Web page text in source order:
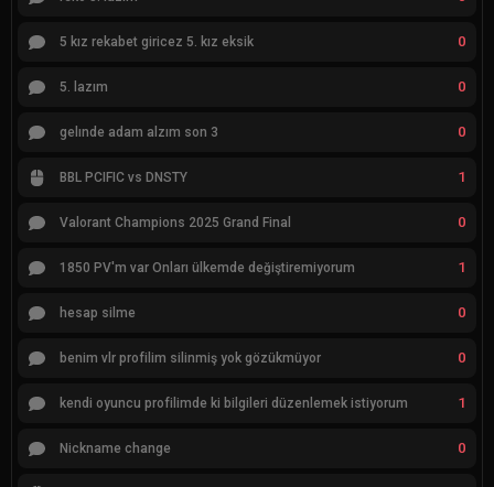
5 kız rekabet giricez 5. kız eksik 0
5. lazım 0
gelınde adam alzım son 3 0
BBL PCIFIC vs DNSTY 1
Valorant Champions 2025 Grand Final 0
1850 PV'm var Onları ülkemde değiştiremiyorum 1
hesap silme 0
benim vlr profilim silinmiş yok gözükmüyor 0
kendi oyuncu profilimde ki bilgileri düzenlemek istiyorum 1
Nickname change 0